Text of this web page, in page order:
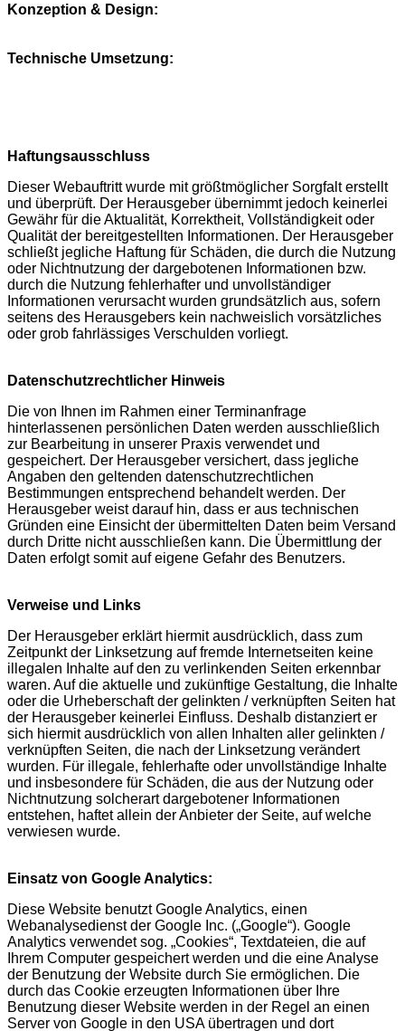
Konzeption & Design:
Technische Umsetzung:
Haftungsausschluss
Dieser Webauftritt wurde mit größtmöglicher Sorgfalt erstellt
und überprüft. Der Herausgeber übernimmt jedoch keinerlei
Gewähr für die Aktualität, Korrektheit, Vollständigkeit oder
Qualität der bereitgestellten Informationen. Der Herausgeber
schließt jegliche Haftung für Schäden, die durch die Nutzung
oder Nichtnutzung der dargebotenen Informationen bzw.
durch die Nutzung fehlerhafter und unvollständiger
Informationen verursacht wurden grundsätzlich aus, sofern
seitens des Herausgebers kein nachweislich vorsätzliches
oder grob fahrlässiges Verschulden vorliegt.
Datenschutzrechtlicher Hinweis
Die von Ihnen im Rahmen einer Terminanfrage
hinterlassenen persönlichen Daten werden ausschließlich
zur Bearbeitung in unserer Praxis verwendet und
gespeichert. Der Herausgeber versichert, dass jegliche
Angaben den geltenden datenschutzrechtlichen
Bestimmungen entsprechend behandelt werden. Der
Herausgeber weist darauf hin, dass er aus technischen
Gründen eine Einsicht der übermittelten Daten beim Versand
durch Dritte nicht ausschließen kann. Die Übermittlung der
Daten erfolgt somit auf eigene Gefahr des Benutzers.
Verweise und Links
Der Herausgeber erklärt hiermit ausdrücklich, dass zum
Zeitpunkt der Linksetzung auf fremde Internetseiten keine
illegalen Inhalte auf den zu verlinkenden Seiten erkennbar
waren. Auf die aktuelle und zukünftige Gestaltung, die Inhalte
oder die Urheberschaft der gelinkten / verknüpften Seiten hat
der Herausgeber keinerlei Einfluss. Deshalb distanziert er
sich hiermit ausdrücklich von allen Inhalten aller gelinkten /
verknüpften Seiten, die nach der Linksetzung verändert
wurden. Für illegale, fehlerhafte oder unvollständige Inhalte
und insbesondere für Schäden, die aus der Nutzung oder
Nichtnutzung solcherart dargebotener Informationen
entstehen, haftet allein der Anbieter der Seite, auf welche
verwiesen wurde.
Einsatz von Google Analytics:
Diese Website benutzt Google Analytics, einen
Webanalysedienst der Google Inc. („Google“). Google
Analytics verwendet sog. „Cookies“, Textdateien, die auf
Ihrem Computer gespeichert werden und die eine Analyse
der Benutzung der Website durch Sie ermöglichen. Die
durch das Cookie erzeugten Informationen über Ihre
Benutzung dieser Website werden in der Regel an einen
Server von Google in den USA übertragen und dort